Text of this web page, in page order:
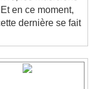
les musiciens
en ce moment,
dernière se fait